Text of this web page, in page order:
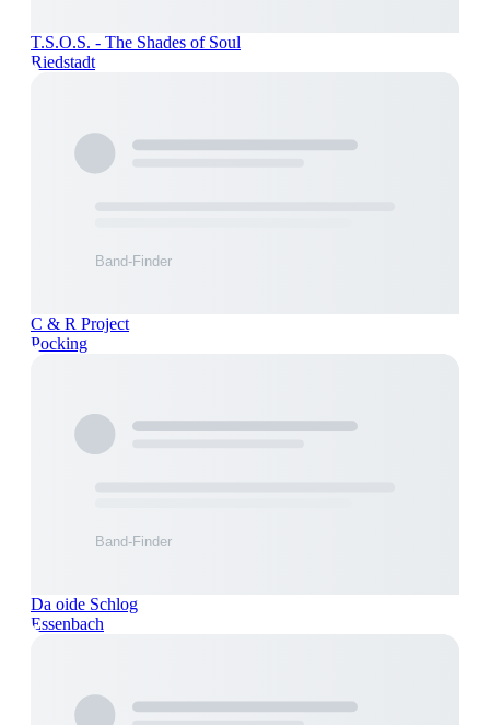
T.S.O.S. - The Shades of Soul
Riedstadt
C & R Project
Pocking
Da oide Schlog
Essenbach